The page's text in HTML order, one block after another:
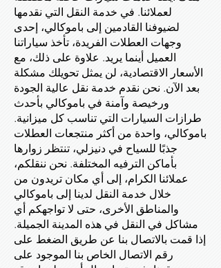
لعملائنا. في خدمة النقل التي نقدمها
لضيوفنا القادمين إلى باموكالي، إحدى
وجهات العطلات الفريدة، تأخذ سياراتنا
العميل أينما يريد. علاوة على ذلك، مع
الأسعار الاقتصادية، لن يمثل تحويلك مشكلة
بعد الآن. نحن نقدم خدمة نقل عالية الجودة
ورخيصة وآمنة في باموكالي بأحدث
طرازات السيارات التي تناسب كل ميزانية.
باموكالي، واحدة من أكثر منتجعات العطلات
جذبًا للسياح في دنيزلي، تنتظر زوارها
بأماكن الترفيه المختلفة. نحن ننقلكم،
عملائنا الكرام، إلى أي مكان تريدون من
خلال خدمة النقل لدينا إلى باموكالي
والمناطق الأخرى، حتى لا تواجهكم أي
مشاكل في النقل في هذه المدينة الجميلة.
إذا قمت بالاتصال بنا عن طريق الضغط على
رقم الاتصال الخاص بنا الموجود على